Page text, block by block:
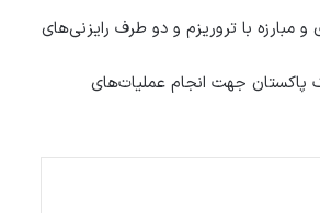
مبارزه با تروریزم و دو طرف رایزنی‌های
پاکستان جهت انجام عملیات‌های